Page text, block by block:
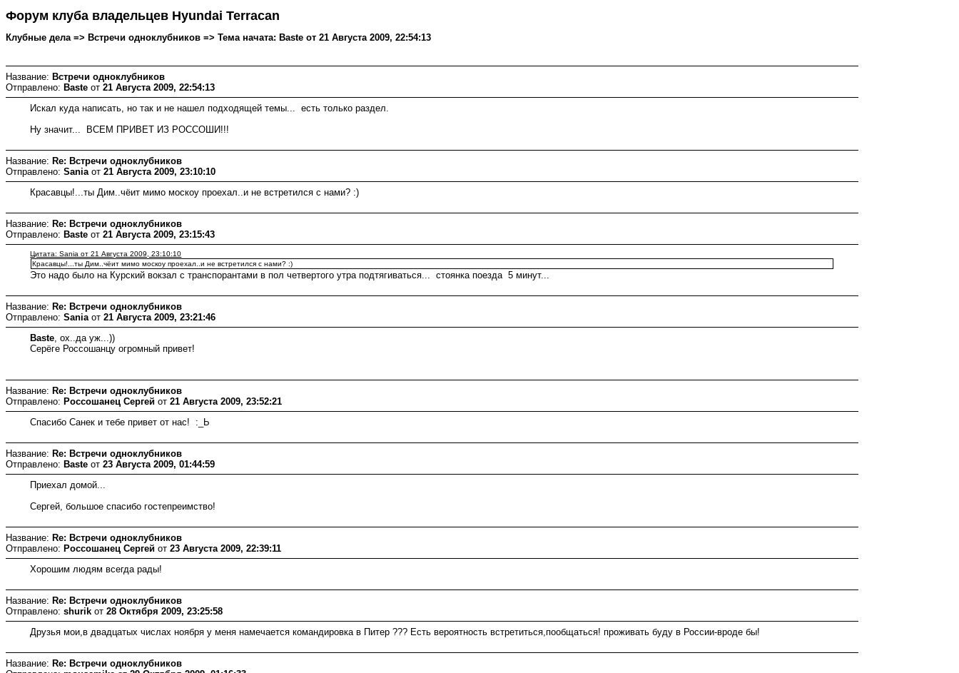
Форум клуба владельцев Hyundai Terracan
Клубные дела => Встречи одноклубников => Тема начата: Baste от 21 Августа 2009, 22:54:13
Название: Встречи одноклубников
Отправлено: Baste от 21 Августа 2009, 22:54:13
Искал куда написать, но так и не нашел подходящей темы... есть только раздел.
Ну значит... ВСЕМ ПРИВЕТ ИЗ РОССОШИ!!!
Название: Re: Встречи одноклубников
Отправлено: Sania от 21 Августа 2009, 23:10:10
Красавцы!...ты Дим..чёит мимо москоу проехал..и не встретился с нами? :)
Название: Re: Встречи одноклубников
Отправлено: Baste от 21 Августа 2009, 23:15:43
Цитата: Sania от 21 Августа 2009, 23:10:10
Красавцы!...ты Дим..чёит мимо москоу проехал..и не встретился с нами? :)
Это надо было на Курский вокзал с транспорантами в пол четвертого утра подтягиваться... стоянка поезда 5 минут...
Название: Re: Встречи одноклубников
Отправлено: Sania от 21 Августа 2009, 23:21:46
Baste , ох..да уж...))
Серёге Россошанцу огромный привет!
Название: Re: Встречи одноклубников
Отправлено: Россошанец Сергей от 21 Августа 2009, 23:52:21
Спасибо Санек и тебе привет от нас! :_Ь
Название: Re: Встречи одноклубников
Отправлено: Baste от 23 Августа 2009, 01:44:59
Приехал домой...
Сергей, большое спасибо гостепреимство!
Название: Re: Встречи одноклубников
Отправлено: Россошанец Сергей от 23 Августа 2009, 22:39:11
Хорошим людям всегда рады!
Название: Re: Встречи одноклубников
Отправлено: shurik от 28 Октября 2009, 23:25:58
Друзья мои,в двадцатых числах ноября у меня намечается командировка в Питер ??? Есть вероятность встретиться,пообщаться! проживать буду в России-вроде бы!
Название: Re: Встречи одноклубников